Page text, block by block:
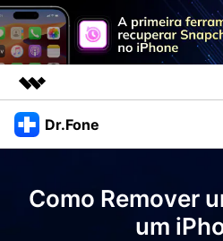
Produtos em destaque
Visão geral
Sobre nós
Dr.Fone
Veja Toolkit Completo >
Como Remover
um